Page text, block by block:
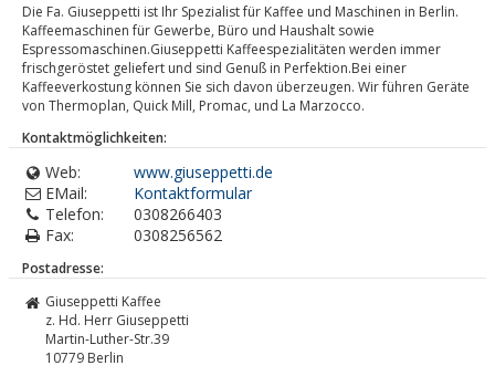
Die Fa. Giuseppetti ist Ihr Spezialist für Kaffee und Maschinen in Berlin.
Kaffeemaschinen für Gewerbe, Büro und Haushalt sowie
Espressomaschinen.Giuseppetti Kaffeespezialitäten werden immer
frischgeröstet geliefert und sind Genuß in Perfektion.Bei einer
Kaffeeverkostung können Sie sich davon überzeugen. Wir führen Geräte
von Thermoplan, Quick Mill, Promac, und La Marzocco.
Kontaktmöglichkeiten:
Web:
www.giuseppetti.de
EMail:
Kontaktformular
Telefon:
0308266403
Fax:
0308256562
Postadresse:
Giuseppetti Kaffee
z. Hd. Herr Giuseppetti
Martin-Luther-Str.39
10779 Berlin